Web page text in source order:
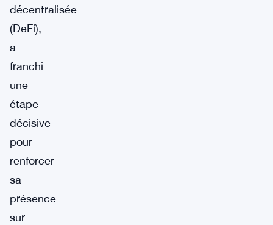
décentralisée
(DeFi),
a
franchi
une
étape
décisive
pour
renforcer
sa
présence
sur